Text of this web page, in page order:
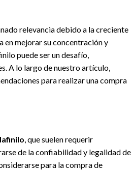
relevancia debido a la creciente
en mejorar su concentración y
puede ser un desafío,
A lo largo de nuestro artículo,
para realizar una compra
, que suelen requerir
de la confiabilidad y legalidad de
para la compra de